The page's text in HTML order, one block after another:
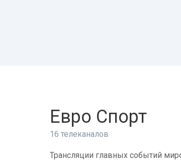
Евро Спорт
16 телеканалов
Трансляции главных событий